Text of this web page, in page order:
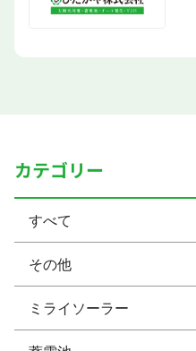
カテゴリー
すべて
その他
ミライソーラー